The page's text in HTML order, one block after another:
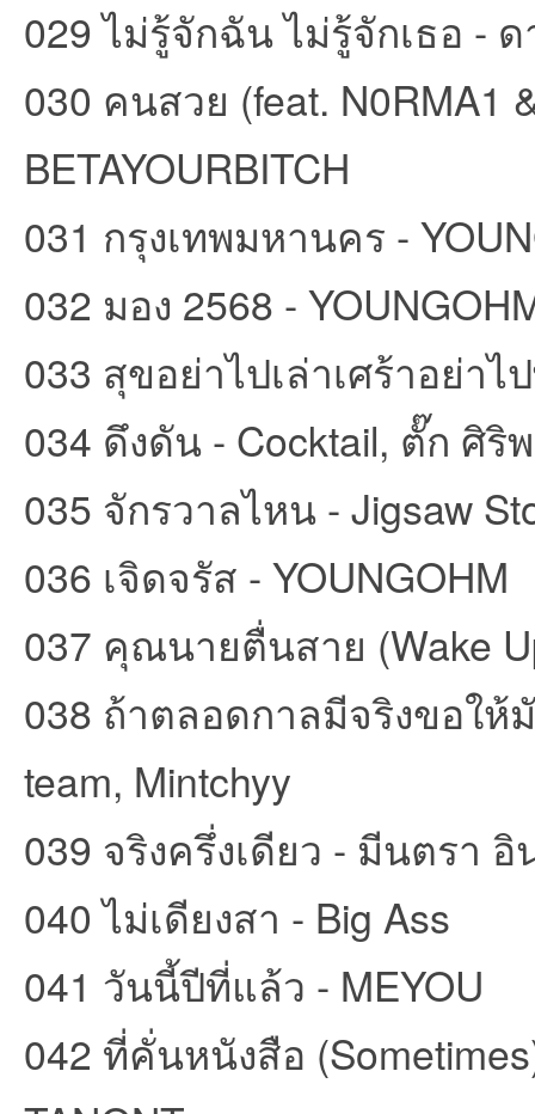
029 ไม่รู้จักฉัน ไม่รู้จักเธอ -
030 คนสวย (feat. N0RMA1
BETAYOURBITCH
031 กรุงเทพมหานคร -
032 มอง 2568 -
033 สุขอย่าไปเล่าเศร้าอย่า
034 ดึงดัน - Cocktail, ตั๊ก ศิริ
035 จักรวาลไหน - Jigsaw
036 เจิดจรัส - YOUNGOHM
037 คุณนายตื่นสาย (Wake
038 ถ้าตลอดกาลมีจริงขอให้
team, Mintchyy
039 จริงครึ่งเดียว - มีนตรา อิ
040 ไม่เดียงสา - Big Ass
041 วันนี้ปีที่แล้ว - MEYOU
042 ที่คั่นหนังสือ